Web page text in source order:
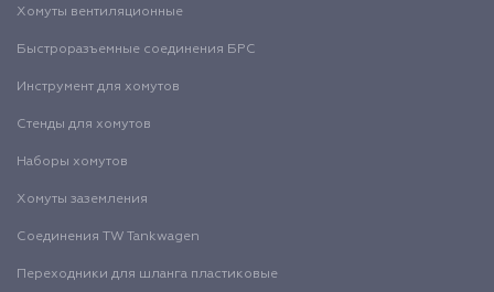
Хомуты вентиляционные
Быстроразъемные соединения БРС
Инструмент для хомутов
Стенды для хомутов
Наборы хомутов
Хомуты заземления
Соединения TW Tankwagen
Переходники для шланга пластиковые